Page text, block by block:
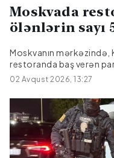
Moskvada
ölənlərin sayı
Moskvanın mərkəzində,
restoranda baş verən
beşə çatıb.Bu barədə
nəfər xəstəxanada ölüb.
vəziyyəti ağır olaraq
etmək üçün mübarizə
02 Avqust 2026, 13:27